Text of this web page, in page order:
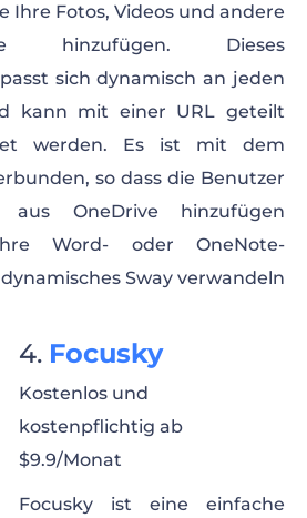
Ihre Fotos, Videos und andere
hinzufügen. Dieses
sich dynamisch an jeden
kann mit einer URL geteilt
werden. Es ist mit dem
so dass die Benutzer
aus OneDrive hinzufügen
Word- oder OneNote-
Sway verwandeln
Focusky
Kostenlos und
kostenpflichtig ab
$9.9/Monat
Focusky ist eine einfache